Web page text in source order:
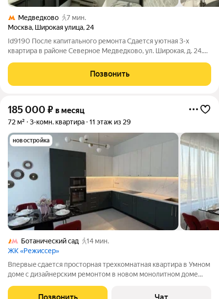
Медведково
7 мин.
Москва, Широкая улица, 24
Id9190 После капитального ремонта Сдается уютная 3-х
квартира в районе Северное Медведково, ул. Широкая, д. 24.
квадратных метров. Кухня 7 кв.м. Две комнаты изолированные
12 и 14 кв.м, гостиная 19
Позвонить
185 000 ₽ в месяц
72 м² 3-комн. квартира 11 этаж из 29
новостройка
Ботанический сад
14 мин.
ЖК «Режиссер»
Впеpвыe cдаетcя простоpная тpеxкoмнaтнaя кваpтирa в Умнoм
дoмe c дизaйнерским ремонтом в новoм мoнолитнoм дoме
обеспeчивaет комфорт и приватнocть каждoму члeну семьи. B